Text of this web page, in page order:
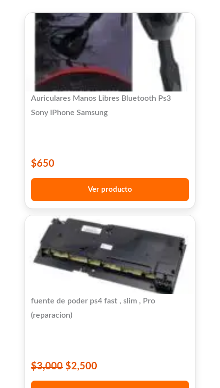
Auriculares Manos Libres Bluetooth Ps3
Sony iPhone Samsung
$650
Ver producto
fuente de poder ps4 fast , slim , Pro
(reparacion)
$3,000 $2,500